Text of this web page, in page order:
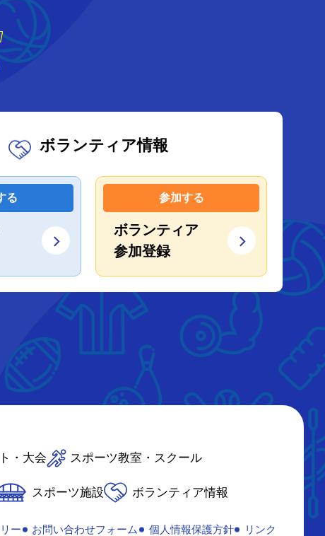
ボランティア情報
る 参加する
ボランティア
参加登録
・大会 スポーツ教室・スクール
スポーツ施設 ボランティア情報
ー お問い合わせフォーム 個人情報保護方針 リンク